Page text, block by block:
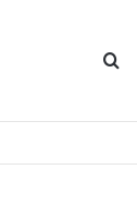
بحث عن